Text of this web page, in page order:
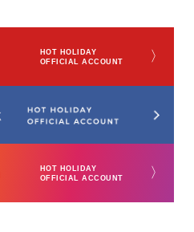
HOT HOLIDAY
OFFICIAL ACCOUNT
〉
HOT HOLIDAY
OFFICIAL ACCOUNT
〉